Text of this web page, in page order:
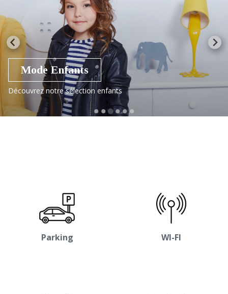
Mode Enfants
Découvrez notre sélection enfants
Parking WI-FI